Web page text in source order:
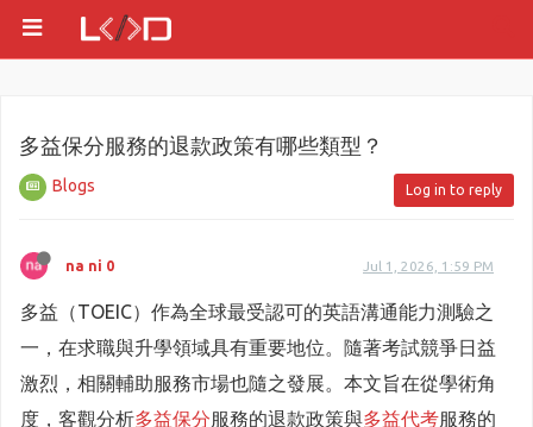
多益保分服務的退款政策有哪些類型？
Blogs Log in to reply
na ni 0 Jul 1, 2026, 1:59 PM
多益（TOEIC）作為全球最受認可的英語溝通能力測驗之
一，在求職與升學領域具有重要地位。隨著考試競爭日益
激烈，相關輔助服務市場也隨之發展。本文旨在從學術角
度，客觀分析多益保分服務的退款政策與多益代考服務的